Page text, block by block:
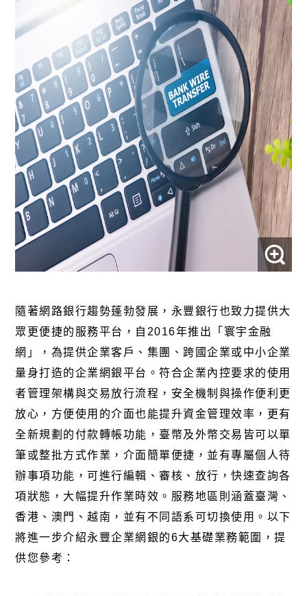
隨著網路銀行趨勢蓬勃發展，永豐銀行也致力提供大
眾更便捷的服務平台，自2016年推出「 寰宇金融
網 」，為提供企業客戶、集團、跨國企業或中小企業
量身打造的企業網銀平台。符合企業內控要求的使用
者管理架構與交易放行流程，安全機制與操作便利更
放心，方便使用的介面也能提升資金管理效率，更有
全新規劃的付款轉帳功能，臺幣及外幣交易皆可以單
筆或整批方式作業，介面簡單便捷，並有專屬個人待
辦事項功能，可進行編輯、審核、放行，快速查詢各
項狀態，大幅提升作業時效。服務地區則涵蓋臺灣、
香港、澳門、越南，並有不同語系可切換使用。以下
將進一步介紹永豐企業網銀的6大基礎業務範圍，提
供您參考：